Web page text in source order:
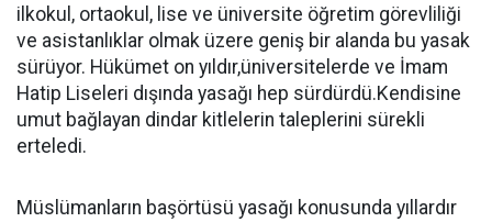
ilkokul, ortaokul, lise ve üniversite öğretim görevliliği
ve asistanlıklar olmak üzere geniş bir alanda bu yasak
sürüyor. Hükümet on yıldır,üniversitelerde ve İmam
Hatip Liseleri dışında yasağı hep sürdürdü.Kendisine
umut bağlayan dindar kitlelerin taleplerini sürekli
erteledi.
Müslümanların başörtüsü yasağı konusunda yıllardır